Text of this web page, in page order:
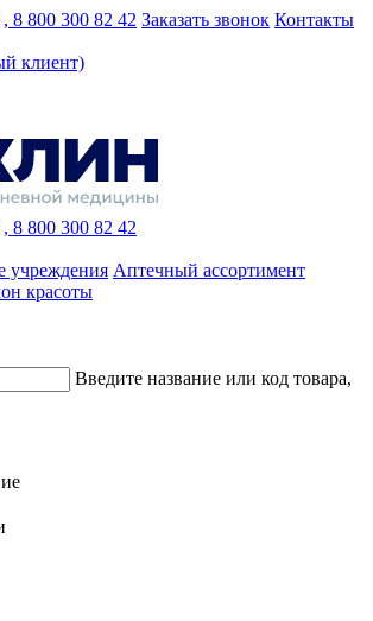
, 8 800 300 82 42 Заказать звонок Контакты
клиент)
, 8 800 300 82 42
учреждения Аптечный ассортимент
красоты
Введите название или код товара,